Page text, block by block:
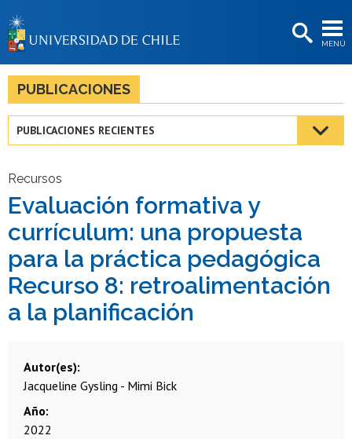
MENÚ
BIBLIOTECAS
LA UNIVERSIDAD
Estudiantes
Funcionarias/os
Egresadas/os
PUBLICACIONES
PUBLICACIONES RECIENTES
Recursos
Evaluación formativa y
currículum: una propuesta
para la práctica pedagógica
Recurso 8: retroalimentación
a la planificación
Autor(es)
Jacqueline Gysling - Mimi Bick
Año
2022